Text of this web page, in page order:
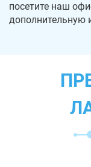
посетите наш